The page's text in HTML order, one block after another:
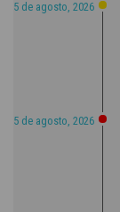
5 de agosto, 2026
5 de agosto, 2026